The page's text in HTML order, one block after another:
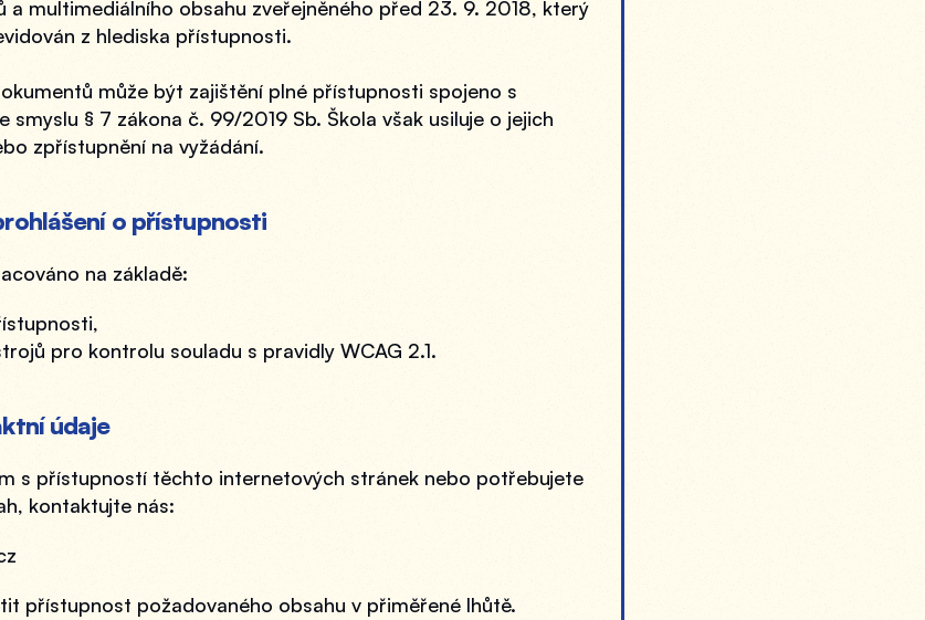
a multimediálního obsahu zveřejněného před 23. 9. 2018, který
z hlediska přístupnosti.
může být zajištění plné přístupnosti spojeno s
smyslu § 7 zákona č. 99/2019 Sb. Škola však usiluje o jejich
zpřístupnění na vyžádání.
o přístupnosti
na základě:
pro kontrolu souladu s pravidly WCAG 2.1.
údaje
s přístupností těchto internetových stránek nebo potřebujete
kontaktujte nás:
přístupnost požadovaného obsahu v přiměřené lhůtě.